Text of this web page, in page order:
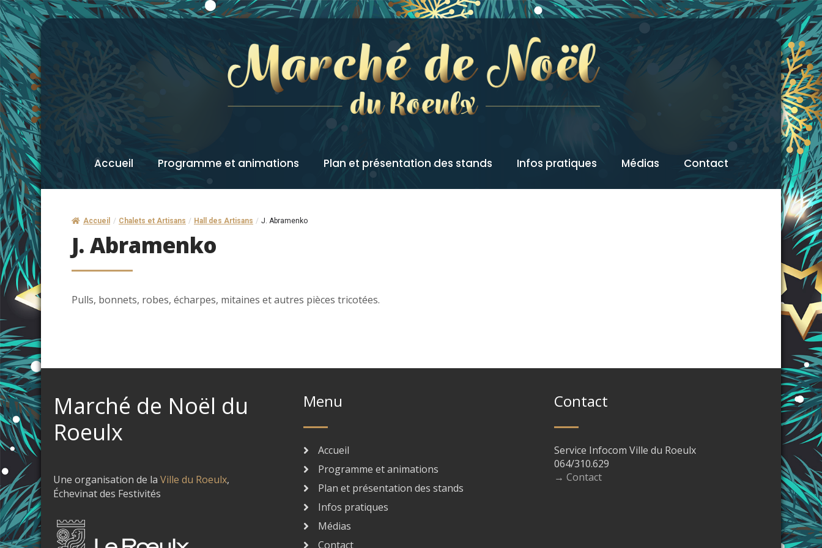
Accueil Programme et animations Plan et présentation des stands Infos pratiques Médias Contact
Accueil / Chalets et Artisans / Hall des Artisans / J. Abramenko
J. Abramenko
Pulls, bonnets, robes, écharpes, mitaines et autres pièces tricotées.
Marché de Noël du
Roeulx
Une organisation de la Ville du Roeulx,
Échevinat des Festivités
Menu
Accueil
Programme et animations
Plan et présentation des stands
Infos pratiques
Médias
Contact
Contact
Service Infocom Ville du Roeulx
064/310.629
→ Contact